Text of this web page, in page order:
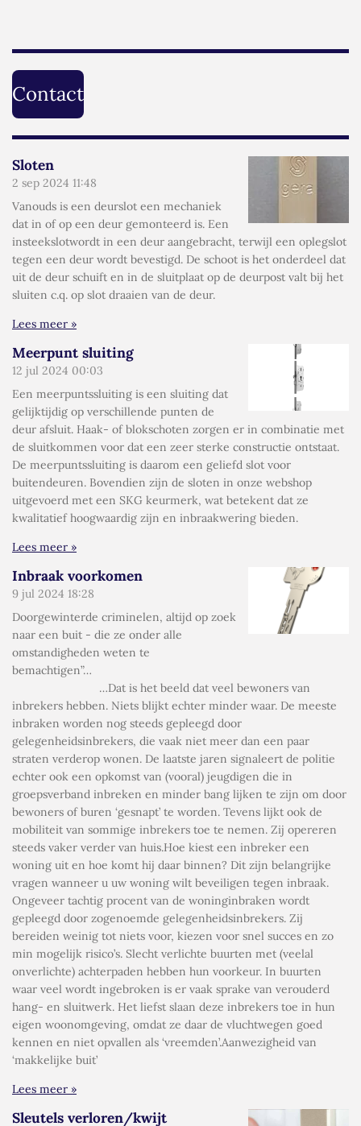
Contact
Sloten
2 sep 2024 11:48
Vanouds is een deurslot een mechaniek
dat in of op een deur gemonteerd is. Een
insteekslotwordt in een deur aangebracht, terwijl een oplegslot
tegen een deur wordt bevestigd. De schoot is het onderdeel dat
uit de deur schuift en in de sluitplaat op de deurpost valt bij het
sluiten c.q. op slot draaien van de deur.
Lees meer »
Meerpunt sluiting
12 jul 2024 00:03
Een meerpuntssluiting is een sluiting dat
gelijktijdig op verschillende punten de
deur afsluit. Haak- of blokschoten zorgen er in combinatie met
de sluitkommen voor dat een zeer sterke constructie ontstaat.
De meerpuntssluiting is daarom een geliefd slot voor
buitendeuren. Bovendien zijn de sloten in onze webshop
uitgevoerd met een SKG keurmerk, wat betekent dat ze
kwalitatief hoogwaardig zijn en inbraakwering bieden.
Lees meer »
Inbraak voorkomen
9 jul 2024 18:28
Doorgewinterde criminelen, altijd op zoek
naar een buit - die ze onder alle
omstandigheden weten te
bemachtigen”…
…Dat is het beeld dat veel bewoners van
inbrekers hebben. Niets blijkt echter minder waar. De meeste
inbraken worden nog steeds gepleegd door
gelegenheidsinbrekers, die vaak niet meer dan een paar
straten verderop wonen. De laatste jaren signaleert de politie
echter ook een opkomst van (vooral) jeugdigen die in
groepsverband inbreken en minder bang lijken te zijn om door
bewoners of buren ‘gesnapt’ te worden. Tevens lijkt ook de
mobiliteit van sommige inbrekers toe te nemen. Zij opereren
steeds vaker verder van huis.Hoe kiest een inbreker een
woning uit en hoe komt hij daar binnen? Dit zijn belangrijke
vragen wanneer u uw woning wilt beveiligen tegen inbraak.
Ongeveer tachtig procent van de woninginbraken wordt
gepleegd door zogenoemde gelegenheidsinbrekers. Zij
bereiden weinig tot niets voor, kiezen voor snel succes en zo
min mogelijk risico’s. Slecht verlichte buurten met (veelal
onverlichte) achterpaden hebben hun voorkeur. In buurten
waar veel wordt ingebroken is er vaak sprake van verouderd
hang- en sluitwerk. Het liefst slaan deze inbrekers toe in hun
eigen woonomgeving, omdat ze daar de vluchtwegen goed
kennen en niet opvallen als ‘vreemden’.Aanwezigheid van
‘makkelijke buit’
Lees meer »
Sleutels verloren/kwijt